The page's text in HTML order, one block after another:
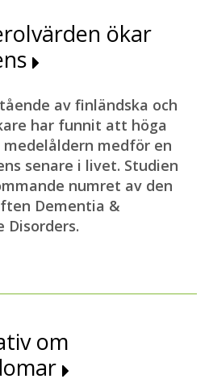
ökar
av finländska och
har funnit att höga
medför en
senare i livet. Studien
numret av den
Dementia &
Disorders.
om